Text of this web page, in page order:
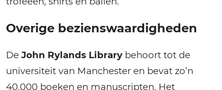
Overige bezienswaardigheden
De John Rylands Library behoort tot de
universiteit van Manchester en bevat zo’n
40.000 boeken en manuscripten. Het